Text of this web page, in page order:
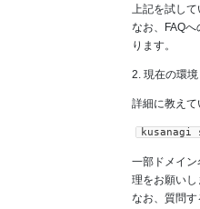
上記を試して
なお、FAQ
ります。
2. 現在の環境
詳細に教えて
kusanagi
一部ドメイ
理をお願いし
なお、質問